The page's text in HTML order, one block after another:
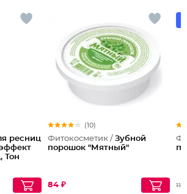
ресниц
Тон
(10)
Фитокосметик / Зубной
порошок "Мятный"
84 ₽ 112